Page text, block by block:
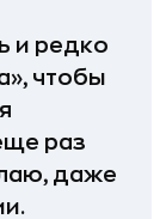
и редко
чтобы
раз
даже